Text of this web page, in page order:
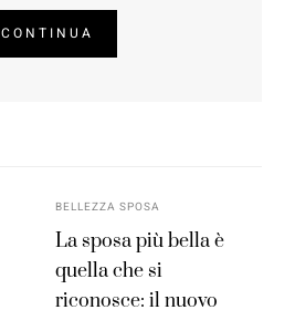
CONTINUA
BELLEZZA SPOSA
La sposa più bella è
quella che si
riconosce: il nuovo